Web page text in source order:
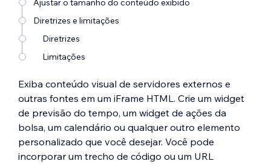
Ajustar o tamanho do conteúdo exibido
Diretrizes e limitações
Diretrizes
Limitações
Exiba conteúdo visual de servidores externos e
outras fontes em um iFrame HTML. Crie um widget
de previsão do tempo, um widget de ações da
bolsa, um calendário ou qualquer outro elemento
personalizado que você desejar. Você pode
incorporar um trecho de código ou um URL